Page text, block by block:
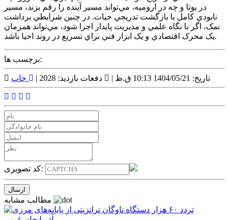
در يوتا و چه در اروميه، مي‌تواند مسير آينده را رقم بزند، مسير
نابودي کامل يا بازگشت تدريجي حيات. در چنين شرايطي برداشت
نمک، اگر با نگاه علمي و مديريت پايدار اجرا شود، مي‌تواند همزمان
يک محرک اقتصادي و يک ابزار فني براي تسريع در روند احيا باشد.
برچسب ها:
تاریخ: 1404/05/21 10:13 ق.ظ | دفعات بازدید: 2028 | چاپ
کد تصویری: